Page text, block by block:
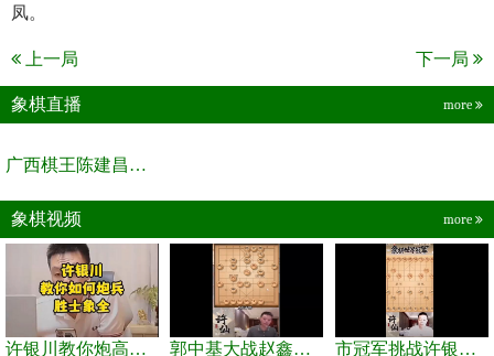
凤。
上一局 下一局
象棋直播 more
广西棋王陈建昌直播间
象棋视频 more
许银川教你炮高兵士象全如何赢士象全，简单四步即可 郭中基大战赵鑫鑫，许银川激情讲解 市冠军挑战许银川，急进中兵变化真激烈！